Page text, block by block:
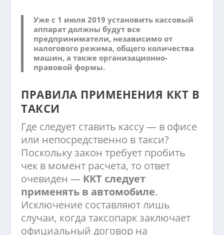
Уже с 1 июля 2019 установить кассовый
аппарат должны будут все
предприниматели, независимо от
налогового режима, общего количества
машин, а также организационно-
правовой формы.
ПРАВИЛА ПРИМЕНЕНИЯ ККТ В
ТАКСИ
Где следует ставить кассу — в офисе
или непосредственно в такси?
Поскольку закон требует пробить
чек в момент расчета, то ответ
очевиден — ККТ следует
применять в автомобиле.
Исключение составляют лишь
случаи, когда таксопарк заключает
официальный договор на